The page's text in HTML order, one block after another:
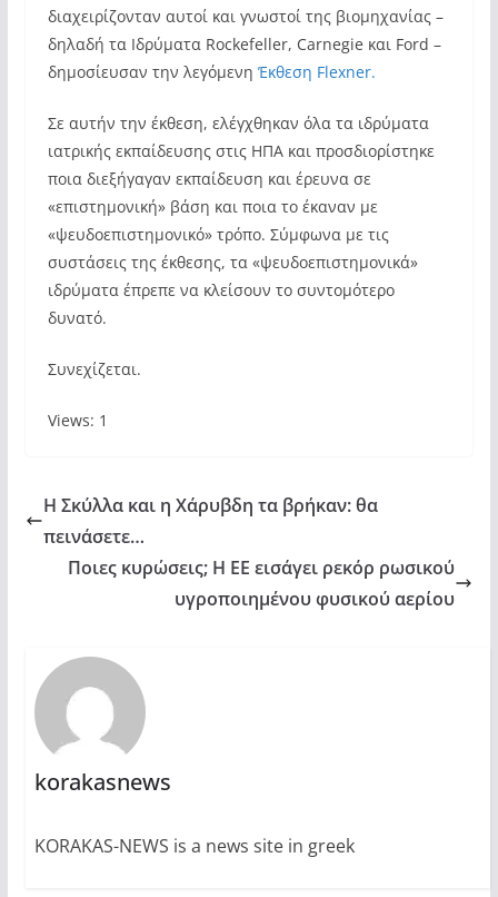
διαχειρίζονταν αυτοί και γνωστοί της βιομηχανίας –
δηλαδή τα Ιδρύματα Rockefeller, Carnegie και Ford –
δημοσίευσαν την λεγόμενη Έκθεση Flexner.
Σε αυτήν την έκθεση, ελέγχθηκαν όλα τα ιδρύματα
ιατρικής εκπαίδευσης στις ΗΠΑ και προσδιορίστηκε
ποια διεξήγαγαν εκπαίδευση και έρευνα σε
«επιστημονική» βάση και ποια το έκαναν με
«ψευδοεπιστημονικό» τρόπο. Σύμφωνα με τις
συστάσεις της έκθεσης, τα «ψευδοεπιστημονικά»
ιδρύματα έπρεπε να κλείσουν το συντομότερο
δυνατό.
Συνεχίζεται.
Views: 1
Η Σκύλλα και η Χάρυβδη τα βρήκαν: θα
πεινάσετε…
Ποιες κυρώσεις; Η ΕΕ εισάγει ρεκόρ ρωσικού
υγροποιημένου φυσικού αερίου
korakasnews
KORAKAS-NEWS is a news site in greek